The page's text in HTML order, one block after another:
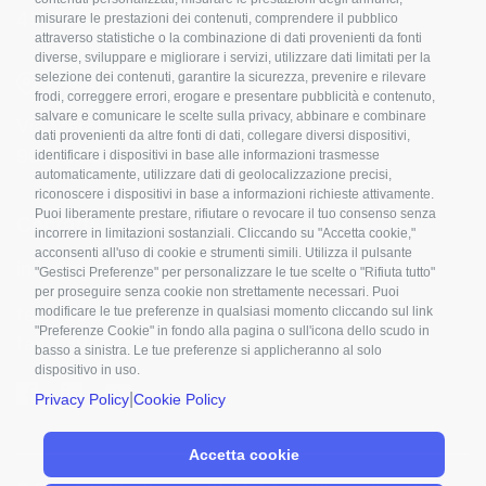
misurare le prestazioni dei contenuti, comprendere il pubblico
attraverso statistiche o la combinazione di dati provenienti da fonti
diverse, sviluppare e migliorare i servizi, utilizzare dati limitati per la
selezione dei contenuti, garantire la sicurezza, prevenire e rilevare
frodi, correggere errori, erogare e presentare pubblicità e contenuto,
salvare e comunicare le scelte sulla privacy, abbinare e combinare
dati provenienti da altre fonti di dati, collegare diversi dispositivi,
identificare i dispositivi in base alle informazioni trasmesse
automaticamente, utilizzare dati di geolocalizzazione precisi,
riconoscere i dispositivi in base a informazioni richieste attivamente.
Puoi liberamente prestare, rifiutare o revocare il tuo consenso senza
incorrere in limitazioni sostanziali. Cliccando su "Accetta cookie,"
acconsenti all'uso di cookie e strumenti simili. Utilizza il pulsante
"Gestisci Preferenze" per personalizzare le tue scelte o "Rifiuta tutto"
per proseguire senza cookie non strettamente necessari. Puoi
modificare le tue preferenze in qualsiasi momento cliccando sul link
"Preferenze Cookie" in fondo alla pagina o sull'icona dello scudo in
basso a sinistra. Le tue preferenze si applicheranno al solo
dispositivo in uso.
Privacy Policy Cookie Policy
Accetta cookie
45100 Rovigo - Italy
PALERMO
Via Marchese di Villabianca, 3
90143 Palermo - Italy
Contatti
info@nanosilv.it
tel. +39 0425 070232
fax +39 0425 070096